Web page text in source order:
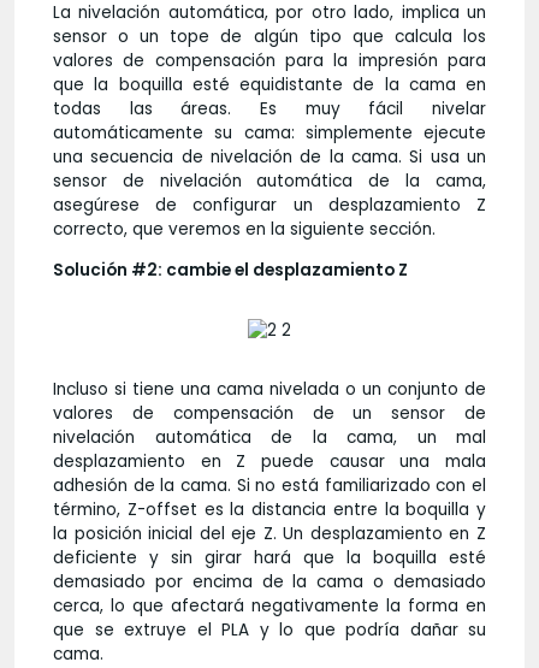
La nivelación automática, por otro lado, implica un
sensor o un tope de algún tipo que calcula los
valores de compensación para la impresión para
que la boquilla esté equidistante de la cama en
todas las áreas. Es muy fácil nivelar
automáticamente su cama: simplemente ejecute
una secuencia de nivelación de la cama. Si usa un
sensor de nivelación automática de la cama,
asegúrese de configurar un desplazamiento Z
correcto, que veremos en la siguiente sección.
Solución #2: cambie el desplazamiento Z
Incluso si tiene una cama nivelada o un conjunto de
valores de compensación de un sensor de
nivelación automática de la cama, un mal
desplazamiento en Z puede causar una mala
adhesión de la cama. Si no está familiarizado con el
término, Z-offset es la distancia entre la boquilla y
la posición inicial del eje Z. Un desplazamiento en Z
deficiente y sin girar hará que la boquilla esté
demasiado por encima de la cama o demasiado
cerca, lo que afectará negativamente la forma en
que se extruye el PLA y lo que podría dañar su
cama.